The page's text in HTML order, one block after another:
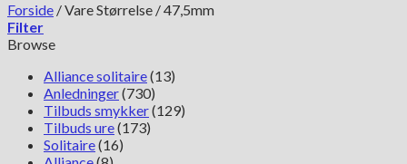
Forside /Vare Størrelse /47,5mm
Filter
Browse
Alliance solitaire(13)
Anledninger(730)
Tilbuds smykker(129)
Tilbuds ure(173)
Solitaire(16)